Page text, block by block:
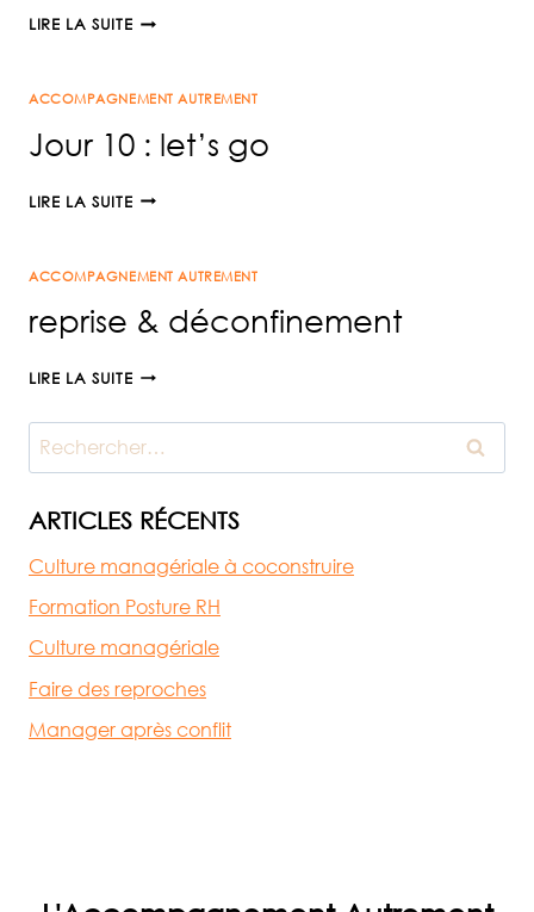
LIRE LA SUITEFIN
ACCOMPAGNEMENT AUTREMENT
Jour 10 : let’s go
LIRE LA SUITEJOUR
LET’S
ACCOMPAGNEMENT AUTREMENT
reprise & déconfinement
LIRE LA SUITEREPRISE
DÉCONFINEMENT
Rechercher :
ARTICLES RÉCENTS
Culture managériale à coconstruire
Formation Posture RH
Culture managériale
Faire des reproches
Manager après conflit